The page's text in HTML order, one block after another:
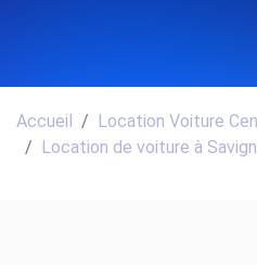
Accueil
Location Voiture
Location de voiture à